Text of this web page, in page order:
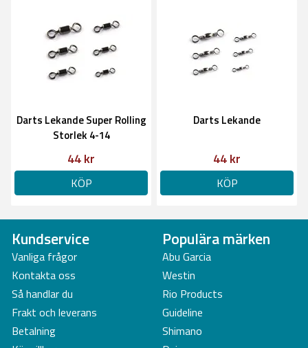
Darts Lekande Super Rolling
Storlek 4-14
44 kr
KÖP
Darts Lekande
44 kr
KÖP
Kundservice
Vanliga frågor
Kontakta oss
Så handlar du
Frakt och leverans
Betalning
Populära märken
Abu Garcia
Westin
Rio Products
Guideline
Shimano